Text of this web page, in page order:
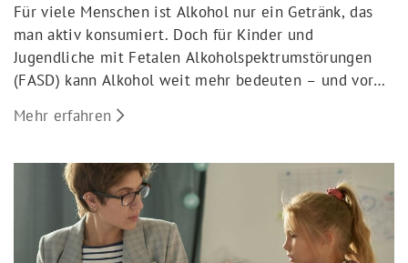
Für viele Menschen ist Alkohol nur ein Getränk, das
man aktiv konsumiert. Doch für Kinder und
Jugendliche mit Fetalen Alkoholspektrumstörungen
(FASD) kann Alkohol weit mehr bedeuten – und vor
erwartet. In Erziehungsstellen ist es daher besonders
Alkohol enthalten und wie man im Alltag damit
umgehen kann.
Mehr erfahren